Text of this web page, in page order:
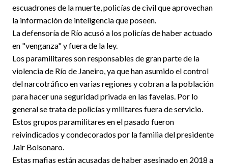
escuadrones de la muerte, policías de civil que aprovechan
la información de inteligencia que poseen.
La defensoría de Río acusó a los policías de haber actuado
en "venganza" y fuera de la ley.
Los paramilitares son responsables de gran parte de la
violencia de Río de Janeiro, ya que han asumido el control
del narcotráfico en varias regiones y cobran a la población
para hacer una seguridad privada en las favelas. Por lo
general se trata de policías y militares fuera de servicio.
Estos grupos paramilitares en el pasado fueron
reivindicados y condecorados por la familia del presidente
Jair Bolsonaro.
Estas mafias están acusadas de haber asesinado en 2018 a